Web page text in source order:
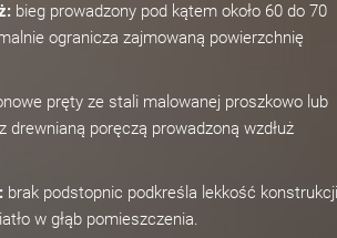
bieg prowadzony pod kątem około 60 do 70
ogranicza zajmowaną powierzchnię
pręty ze stali malowanej proszkowo lub
drewnianą poręczą prowadzoną wzdłuż
brak podstopnic podkreśla lekkość konstrukcji
w głąb pomieszczenia.